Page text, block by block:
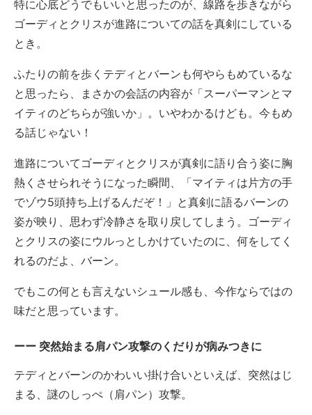
特に心底どうでもいいと思ったのが、線路を歩きながら
ゴーディとクリスが進路についての話を真剣にしている
とき。
ふたりの前を歩くテディとバーンも何やらもめているな
と思ったら、まさかの会話の内容が「スーパーマンとマ
イティのどちらが強いか」。いやわかるけども。今もめ
る話じゃない！
進路についてゴーディとクリスが真剣に語り合う姿に胸
熱くさせられそうになった瞬間、「マイティは片方の手
でゾウ5頭持ち上げるんだぞ！」と真剣に語るバーンの
姿が映り、思わず冷静さを取り戻してしまう。ゴーディ
とクリスの姿にウルっとしかけていたのに、何をしてく
れるのだよ、バーン。
でもこの何とも言えないシュール感も、今作ならではの
味だと思っています。
突然始まる肩パン攻撃のくだりが病みつきに
テディとバーンのかわいい掛け合いといえば、突然はじ
まる、謎のしっぺ（肩パン）攻撃。